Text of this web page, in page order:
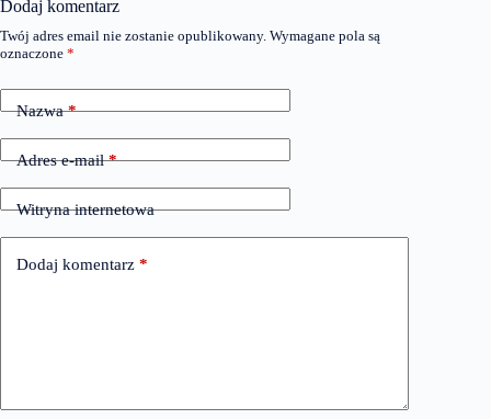
Dodaj komentarz
Twój adres email nie zostanie opublikowany. Wymagane pola są
oznaczone *
Nazwa*
Adres e-mail*
Witryna internetowa
Dodaj komentarz *